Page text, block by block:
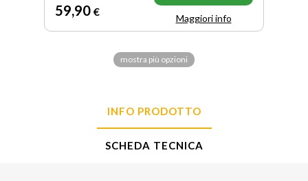
59,90 € Maggiori info
mostra più opzioni
INFO PRODOTTO
SCHEDA TECNICA